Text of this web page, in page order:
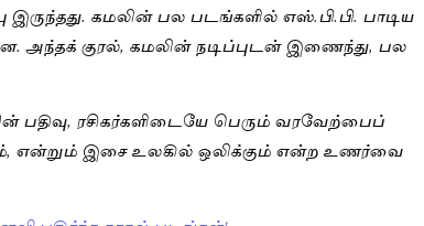
கமலின் பல படங்களில் எஸ்.பி.பி. பாடிய
அந்தக் குரல், கமலின் நடிப்புடன் இணைந்து, பல
பதிவு, ரசிகர்களிடையே பெரும் வரவேற்பைப்
என்றும் இசை உலகில் ஒலிக்கும் என்ற உணர்வை